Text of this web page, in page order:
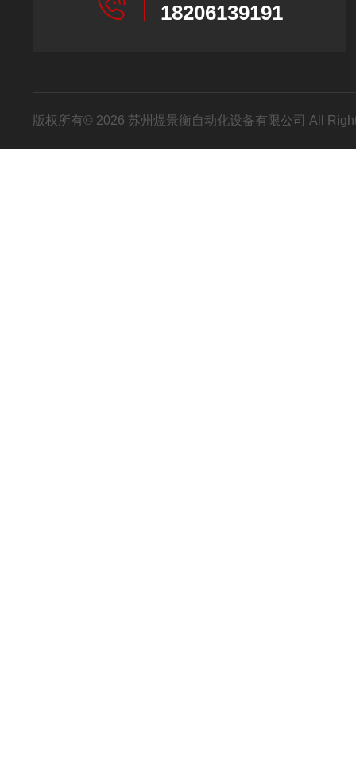
18206139191
版权所有© 2026 苏州煜景衡自动化设备有限公司 All